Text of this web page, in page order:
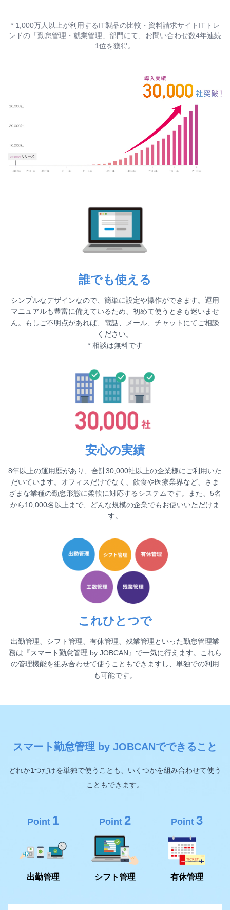
* 1,000万人以上が利用するIT製品の比較・資料請求サイトITトレ
ンドの「勤怠管理・就業管理」部門にて、お問い合わせ数4年連続
1位を獲得。
誰でも使える
シンプルなデザインなので、簡単に設定や操作ができます。運用
マニュアルも豊富に備えているため、初めて使うときも迷いませ
ん。もしご不明点があれば、電話、メール、チャットにてご相談
ください。
* 相談は無料です
安心の実績
8年以上の運用歴があり、合計30,000社以上の企業様にご利用いた
だいています。オフィスだけでなく、飲食や医療業界など、さま
ざまな業種の勤怠形態に柔軟に対応するシステムです。また、5名
から10,000名以上まで、どんな規模の企業でもお使いいただけま
す。
これひとつで
出勤管理、シフト管理、有休管理、残業管理といった勤怠管理業
務は『スマート勤怠管理 by JOBCAN』で一気に行えます。これら
の管理機能を組み合わせて使うこともできますし、単独での利用
も可能です。
スマート勤怠管理 by JOBCANでできること
どれか1つだけを単独で使うことも、いくつかを組み合わせて使う
こともできます。
Point 1
出勤管理
Point 2
シフト管理
Point 3
有休管理